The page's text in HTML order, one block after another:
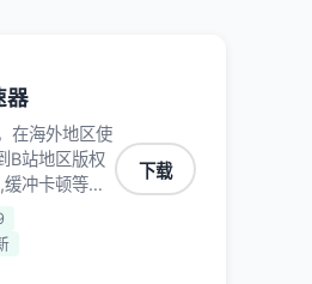
器
在海外地区使
B站地区版权
冲卡顿等问
哔哩专用回
各类网络问
下载